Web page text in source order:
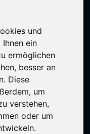
und
ein
ermöglichen
besser an
Diese
um
verstehen,
oder um